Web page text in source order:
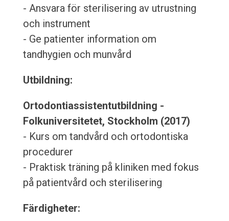
- Ansvara för sterilisering av utrustning
och instrument
- Ge patienter information om
tandhygien och munvård
Utbildning:
Ortodontiassistentutbildning -
Folkuniversitetet, Stockholm (2017)
- Kurs om tandvård och ortodontiska
procedurer
- Praktisk träning på kliniken med fokus
på patientvård och sterilisering
Färdigheter: